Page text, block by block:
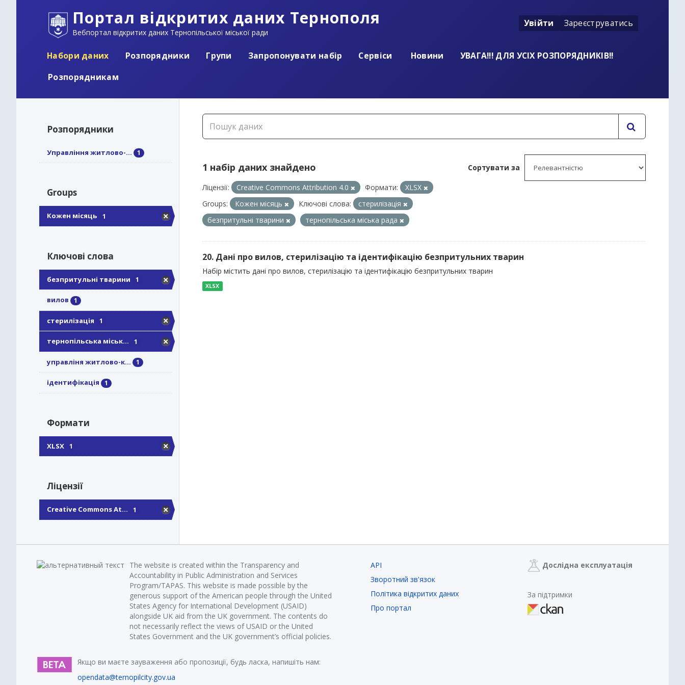
Портал відкритих даних Тернополя
Вебпортал відкритих даних Тернопільської міської ради
Увійти Зареєструватись
Набори даних Розпорядники Групи Запропонувати набір Сервіси Новини
УВАГА!!! ДЛЯ УСІХ РОЗПОРЯДНИКІВ!!
Розпорядникам
Розпорядники
Управління житлово-... 1
Groups
Кожен місяць 1
Ключові слова
безпритульні тварини 1
вилов 1
стерилізація 1
тернопільська міськ... 1
управліня житлово-к... 1
ідентифікація 1
Формати
XLSX 1
Ліцензії
Creative Commons At... 1
Сортувати за
1 набір даних знайдено
Ліцензії: Creative Commons Attribution 4.0 Формати:
XLSX
Groups:
Кожен місяць Ключові слова:
стерилізація
безпритульні тварини
тернопільська міська рада
20. Дані про вилов, стерилізацію та ідентифікацію безпритульних тварин
Набір містить дані про вилов, стерилізацію та ідентифікацію безпритульних тварин
XLSX
The website is created within the Transparency and
Accountability in Public Administration and Services
Program/TAPAS. This website is made possible by the
generous support of the American people through the United
States Agency for International Development (USAID)
alongside UK aid from the UK government. The contents do
not necessarily reflect the views of USAID or the United
States Government and the UK government’s official policies.
Якщо ви маєте зауваження або пропозиції, будь ласка, напишіть нам:
opendata@ternopilcity.gov.ua
API
Зворотний зв'язок
Політика відкритих даних
Про портал
Дослідна експлуатація
За підтримки